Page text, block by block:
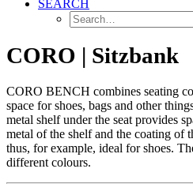
SEARCH
CORO | Sitzbank
CORO BENCH combines seating
space for shoes, bags and other
metal shelf under the seat provides
metal of the shelf and the coating of
thus, for example, ideal for shoes.
different colours.